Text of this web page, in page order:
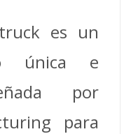
es un
única e
por
para